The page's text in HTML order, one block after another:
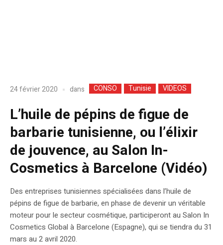
24 février 2020 dans CONSO Tunisie VIDEOS
L’huile de pépins de figue de
barbarie tunisienne, ou l’élixir
de jouvence, au Salon In-
Cosmetics à Barcelone (Vidéo)
Des entreprises tunisiennes spécialisées dans l’huile de
pépins de figue de barbarie, en phase de devenir un véritable
moteur pour le secteur cosmétique, participeront au Salon In
Cosmetics Global à Barcelone (Espagne), qui se tiendra du 31
mars au 2 avril 2020.